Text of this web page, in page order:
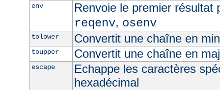
env
Renvoie le premier résultat
reqenv, osenv
tolower Convertit une chaîne en
toupper Convertit une chaîne en
escape
Echappe les caractères
hexadécimal